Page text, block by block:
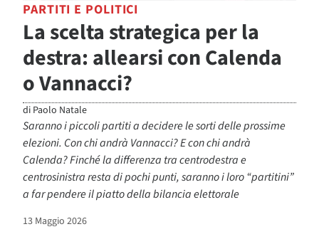
PARTITI E POLITICI
La scelta strategica per la
destra: allearsi con Calenda
o Vannacci?
di Paolo Natale
Saranno i piccoli partiti a decidere le sorti delle prossime
elezioni. Con chi andrà Vannacci? E con chi andrà
Calenda? Finché la differenza tra centrodestra e
centrosinistra resta di pochi punti, saranno i loro “partitini”
a far pendere il piatto della bilancia elettorale
13 Maggio 2026